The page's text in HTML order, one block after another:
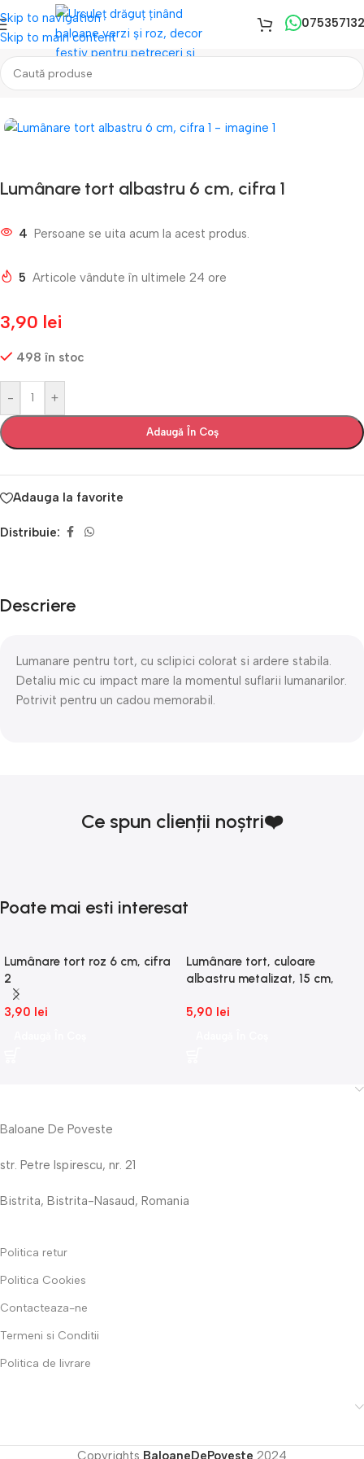
Skip to navigation
Skip to main content
Prima pagină/Lumanari Tort/Lumanari Mici
Lumânare tort albastru 6 cm, cifra 1
4 Persoane se uita acum la acest produs.
5 Articole vândute în ultimele 24 ore
3,90 lei
498 în stoc
- +
Adaugă În Coș
Adauga la favorite
Distribuie:
Descriere
Lumanare pentru tort, cu sclipici colorat si ardere stabila.
Detaliu mic cu impact mare la momentul suflarii lumanarilor.
Potrivit pentru un cadou memorabil.
Ce spun clienții noștri❤️
Poate mai esti interesat
Lumânare tort roz 6 cm, cifra
2
3,90 lei
Lumânare tort, culoare
albastru metalizat, 15 cm,
5,90 lei
Baloane De Poveste
str. Petre Ispirescu, nr. 21
Bistrita, Bistrita-Nasaud, Romania
Politica retur
Politica Cookies
Contacteaza-ne
Termeni si Conditii
Politica de livrare
Copyrights BaloaneDePoveste 2024